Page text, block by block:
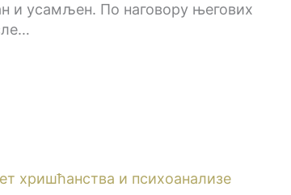
и усамљен. По наговору његових
хришћанства и психоанализе